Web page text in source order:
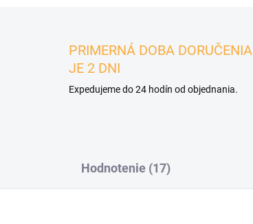
PRIMERNÁ DOBA DORUČENIA
JE 2 DNI
Expedujeme do 24 hodín od objednania.
Hodnotenie (17)